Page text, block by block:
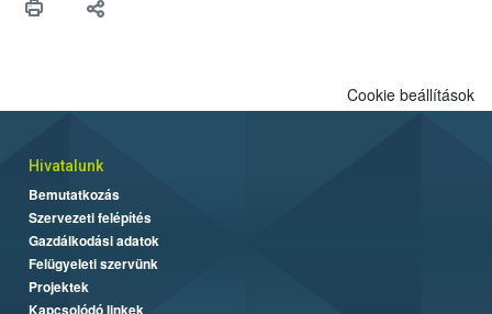
Cookie beállítások
Hivatalunk
Bemutatkozás
Szervezeti felépítés
Gazdálkodási adatok
Felügyeleti szervünk
Projektek
Kapcsolódó linkek